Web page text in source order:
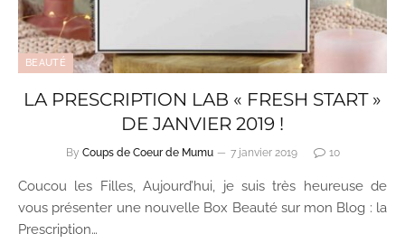
BEAUTÉ
LA PRESCRIPTION LAB « FRESH START »
DE JANVIER 2019 !
By Coups de Coeur de Mumu 7 janvier 2019 10
Coucou les Filles, Aujourd’hui, je suis très heureuse de
vous présenter une nouvelle Box Beauté sur mon Blog : la
Prescription…